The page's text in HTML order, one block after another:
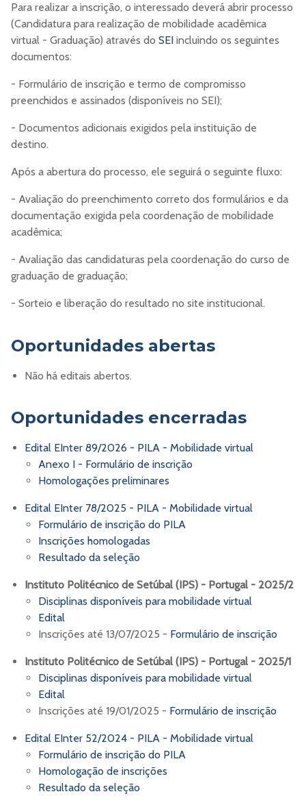
Para realizar a inscrição, o interessado deverá abrir processo
(Candidatura para realização de mobilidade acadêmica
virtual - Graduação) através do SEI incluindo os seguintes
documentos:
- Formulário de inscrição e termo de compromisso
preenchidos e assinados (disponíveis no SEI);
- Documentos adicionais exigidos pela instituição de
destino.
Após a abertura do processo, ele seguirá o seguinte fluxo:
- Avaliação do preenchimento correto dos formulários e da
documentação exigida pela coordenação de mobilidade
acadêmica;
- Avaliação das candidaturas pela coordenação do curso de
graduação de graduação;
- Sorteio e liberação do resultado no site institucional.
Oportunidades abertas
Não há editais abertos.
Oportunidades encerradas
Edital EInter 89/2026 - PILA - Mobilidade virtual
Anexo I - Formulário de inscrição
Homologações preliminares
Edital EInter 78/2025 - PILA - Mobilidade virtual
Formulário de inscrição do PILA
Inscrições homologadas
Resultado da seleção
Instituto Politécnico de Setúbal (IPS) - Portugal - 2025/2
Disciplinas disponíveis para mobilidade virtual
Edital
Inscrições até 13/07/2025 - Formulário de inscrição
Instituto Politécnico de Setúbal (IPS) - Portugal - 2025/1
Disciplinas disponíveis para mobilidade virtual
Edital
Inscrições até 19/01/2025 - Formulário de inscrição
Edital EInter 52/2024 - PILA - Mobilidade virtual
Formulário de inscrição do PILA
Homologação de inscrições
Resultado da seleção